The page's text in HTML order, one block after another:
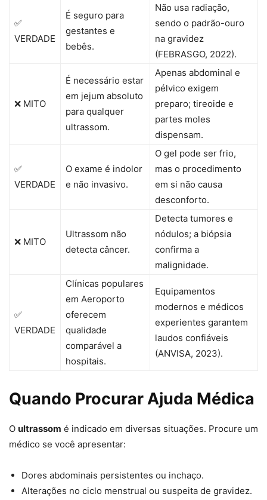
✅
VERDADE
É seguro para
gestantes e
bebês.
Não usa radiação,
sendo o padrão-ouro
na gravidez
(FEBRASGO, 2022).
❌ MITO
É necessário estar
em jejum absoluto
para qualquer
ultrassom.
Apenas abdominal e
pélvico exigem
preparo; tireoide e
partes moles
dispensam.
✅
VERDADE
O exame é indolor
e não invasivo.
O gel pode ser frio,
mas o procedimento
em si não causa
desconforto.
❌ MITO
Ultrassom não
detecta câncer.
Detecta tumores e
nódulos; a biópsia
confirma a
malignidade.
✅
VERDADE
Clínicas populares
em Aeroporto
oferecem
qualidade
comparável a
hospitais.
Equipamentos
modernos e médicos
experientes garantem
laudos confiáveis
(ANVISA, 2023).
Quando Procurar Ajuda Médica
O ultrassom é indicado em diversas situações. Procure um
médico se você apresentar:
Dores abdominais persistentes ou inchaço.
Alterações no ciclo menstrual ou suspeita de gravidez.